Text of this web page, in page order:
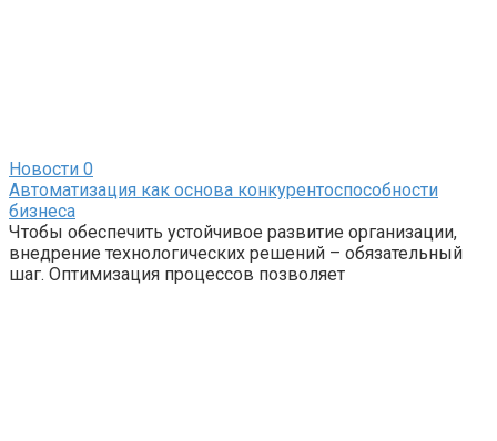
Новости 0
Автоматизация как основа конкурентоспособности
бизнеса
Чтобы обеспечить устойчивое развитие организации,
внедрение технологических решений – обязательный
шаг. Оптимизация процессов позволяет